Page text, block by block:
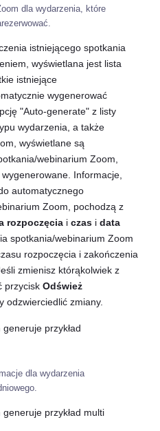
dla wydarzenia, które
istniejącego spotkania
wyświetlana jest lista
istniejące
wygenerować
"Auto-generate" z listy
wydarzenia, a także
wyświetlane są
webinarium Zoom,
Informacje,
automatycznego
Zoom, pochodzą z
rozpoczęcia i czas i data
spotkania/webinarium Zoom
rozpoczęcia i zakończenia
zmienisz którąkolwiek z
przycisk Odśwież
odzwierciedlić zmiany.
dla wydarzenia